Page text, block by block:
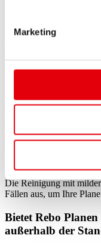
Marketing
Kann ich eine
nach Erhalt
Wie pflege ich
Die Reinigung mit
Fällen aus, um Ihre
Bietet Rebo
außerhalb der